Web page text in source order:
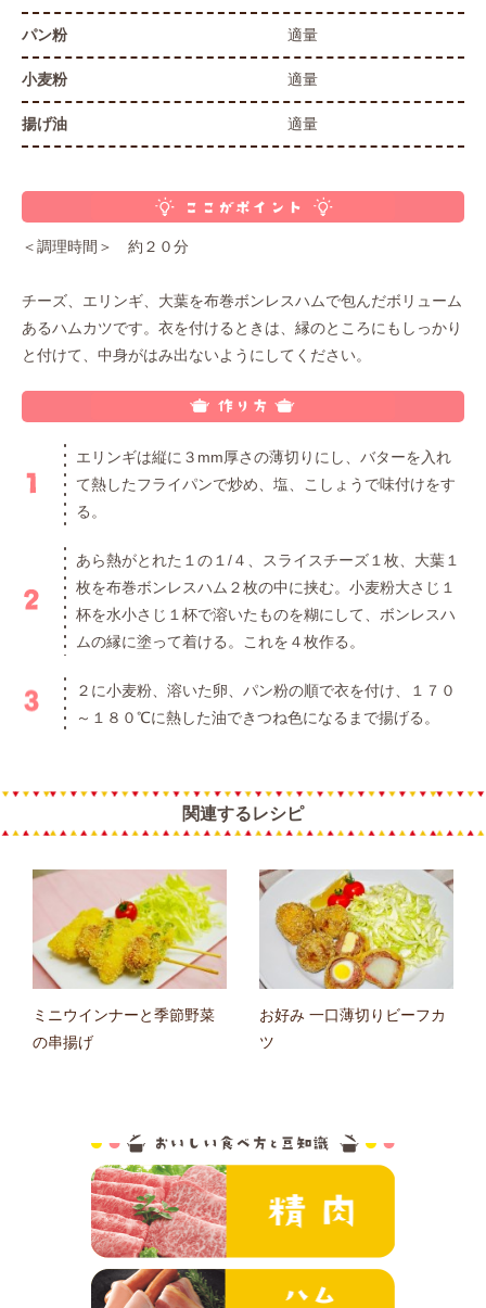
パン粉 適量
小麦粉 適量
揚げ油 適量
＜調理時間＞ 約２０分
チーズ、エリンギ、大葉を布巻ボンレスハムで包んだボリューム
あるハムカツです。衣を付けるときは、縁のところにもしっかり
と付けて、中身がはみ出ないようにしてください。
エリンギは縦に３mm厚さの薄切りにし、バターを入れ
て熱したフライパンで炒め、塩、こしょうで味付けをす
る。
あら熱がとれた１の１/４、スライスチーズ１枚、大葉１
枚を布巻ボンレスハム２枚の中に挟む。小麦粉大さじ１
杯を水小さじ１杯で溶いたものを糊にして、ボンレスハ
ムの縁に塗って着ける。これを４枚作る。
２に小麦粉、溶いた卵、パン粉の順で衣を付け、１７０
～１８０℃に熱した油できつね色になるまで揚げる。
関連するレシピ
ミニウインナーと季節野菜
の串揚げ
お好み 一口薄切りビーフカ
ツ